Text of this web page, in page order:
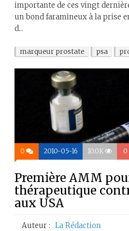
importante de ces vingt
un bond faramineux à la prise
d...
marqueur prostate psa
0 2010-05-16 10.0K 0
Première AMM
thérapeutique
aux USA
Auteur : La Rédaction